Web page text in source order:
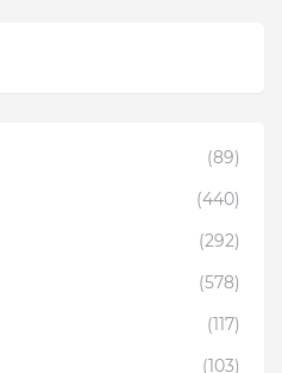
(89)
(440)
(292)
(578)
(117)
(103)